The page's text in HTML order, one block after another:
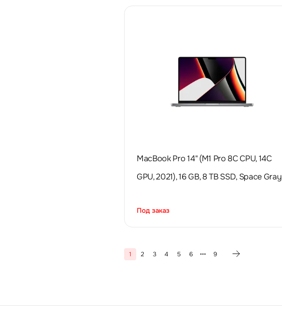
MacBook Pro 14" (M1 Pro 8C CPU, 14C
GPU, 2021), 16 GB, 8 TB SSD, Space Gray
Под заказ
1 2 3 4 5 6 9